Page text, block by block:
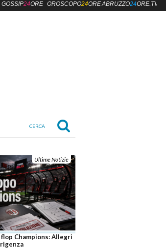
Ultime Notizie
Altri Sport
Sinner e Darderi fanno impazzire Roma: due
azzurri sognano il titolo
GOSSIP24ORE OROSCOPO24OREABRUZZO24ORE.TV